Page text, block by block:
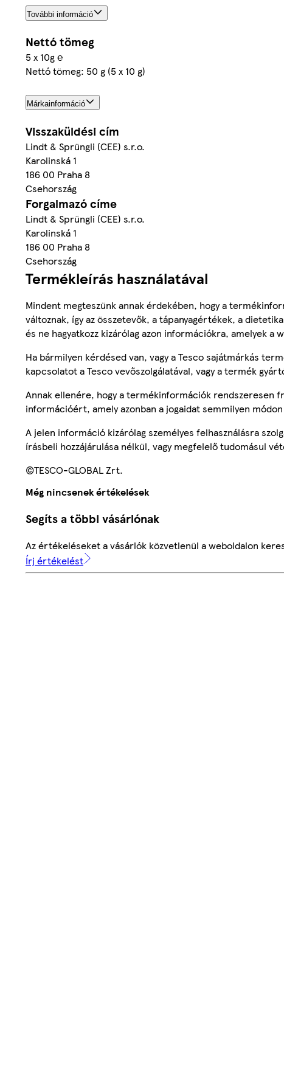
További információ
Nettó tömeg
5 x 10g ℮
Nettó tömeg: 50 g (5 x 10 g)
Márkainformáció
Visszaküldési cím
Lindt & Sprüngli (CEE) s.r.o.
Karolinská 1
186 00 Praha 8
Csehország
Forgalmazó címe
Lindt & Sprüngli (CEE) s.r.o.
Karolinská 1
186 00 Praha 8
Csehország
Termékleírás használatával
Mindent megteszünk annak érdekében, hogy a
változnak, így az összetevők, a tápanyagértékek, a
és ne hagyatkozz kizárólag azon információkra, amelyek a
Ha bármilyen kérdésed van, vagy a Tesco sajátmárkás
kapcsolatot a Tesco vevőszolgálatával, vagy a termék
Annak ellenére, hogy a termékinformációk rendszeresen
információért, amely azonban a jogaidat semmilyen
A jelen információ kizárólag személyes felhasználásra
írásbeli hozzájárulása nélkül, vagy megfelelő tudomásul
©TESCO-GLOBAL Zrt.
Még nincsenek értékelések
Segíts a többi vásárlónak
Az értékeléseket a vásárlók közvetlenül a weboldalon
Írj értékelést